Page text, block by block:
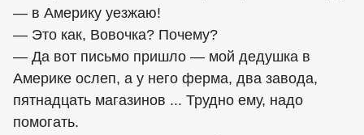
— в Америку уезжаю!
— Это как, Вовочка? Почему?
— Да вот письмо пришло — мой дедушка в
Америке ослеп, а у него ферма, два завода,
пятнадцать магазинов ... Трудно ему, надо
помогать.